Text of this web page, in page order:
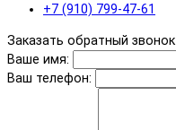
+7 (910) 799-47-61
Заказать обратный звонок
Ваше имя:
Ваш телефон: